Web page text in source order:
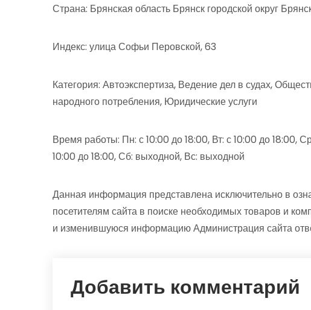
Страна: Брянская область Брянск городской округ
Индекс: улица Софьи Перовской, 63
Категория: Автоэкспертиза, Ведение дел в судах,
народного потребления, Юридические услуги
Время работы: Пн: с 10:00 до 18:00, Вт: с 10:00 до 18:00,
10:00 до 18:00, Сб: выходной, Вс: выходной
Данная информация представлена исключительно в
посетителям сайта в поиске необходимых товаров и
и изменившуюся информацию Администрация сайта
Добавить комментарий